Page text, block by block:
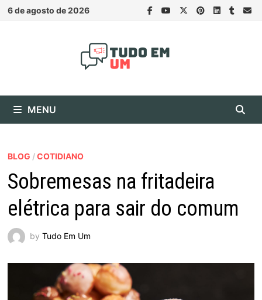
Skip
6 de agosto de 2026
MENU
BLOG /COTIDIANO
Sobremesas na fritadeira
elétrica para sair do comum
by Tudo Em Um